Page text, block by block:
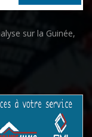
sur la Guinée,